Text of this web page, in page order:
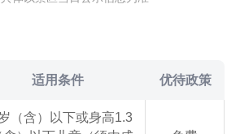
适用条件 优待政策
（含）以下或身高1.3